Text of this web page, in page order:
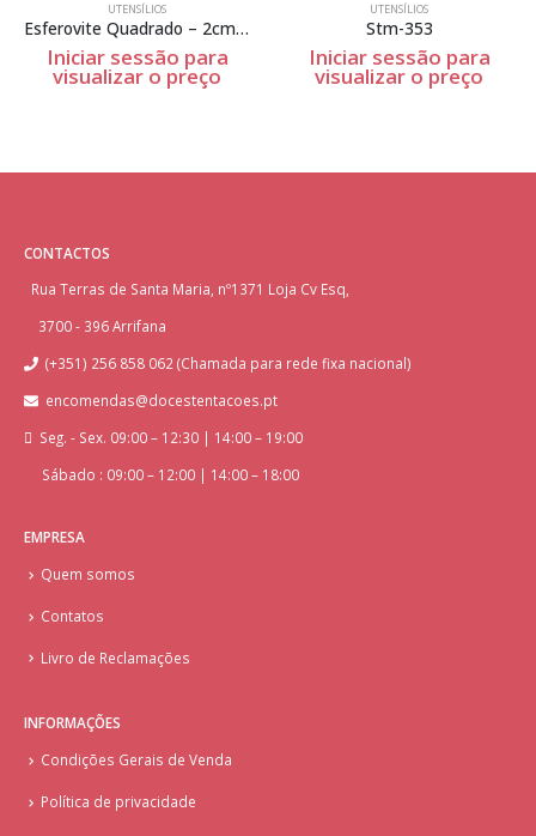
UTENSÍLIOS
Esferovite Quadrado – 2cm Espessura
Iniciar sessão para
visualizar o preço
UTENSÍLIOS
Stm-353
Iniciar sessão para
visualizar o preço
CONTACTOS
Rua Terras de Santa Maria, nº1371 Loja Cv Esq,
3700 - 396 Arrifana
(+351) 256 858 062 (Chamada para rede fixa nacional)
encomendas@docestentacoes.pt
Seg. - Sex. 09:00 – 12:30 | 14:00 – 19:00
Sábado : 09:00 – 12:00 | 14:00 – 18:00
EMPRESA
Quem somos
Contatos
Livro de Reclamações
INFORMAÇÕES
Condições Gerais de Venda
Política de privacidade